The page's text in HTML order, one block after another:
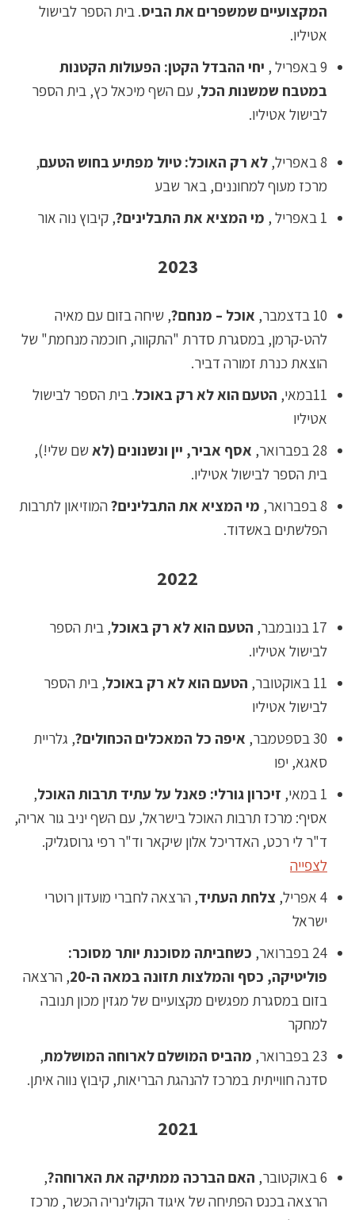
המקצועיים שמשפרים את הביס. בית הספר לבישול
אטיליו.
9 באפריל ,
יחי ההבדל הקטן: הפעולות הקטנות
במטבח שמשנות הכל, עם השף מיכאל כץ, בית הספר
לבישול אטיליו.
8 באפריל, לא רק האוכל: טיול מפתיע בחוש הטעם,
מרכז מעוף למחוננים, באר שבע
1 באפריל ,
מי המציא את התבלינים?, קיבוץ נוה אור
2023
10 בדצמבר, אוכל – מנחם?, שיחה בזום עם מאיה
להט-קרמן, במסגרת סדרת "התקווה, חוכמה מנחמת" של
הוצאת כנרת זמורה דביר.
11במאי,
הטעם הוא לא רק באוכל. בית הספר לבישול
אטיליו
28 בפברואר,
אסף אביר, יין ונשנונים (לאשם שלי!),
בית הספר לבישול אטיליו.
8 בפברואר,
מי המציא את התבלינים?המוזיאון לתרבות
הפלשתים באשדוד.
2022
17 בנובמבר, הטעם הוא לא רק באוכל, בית הספר
לבישול אטיליו.
11 באוקטובר,
הטעם הוא לא רק באוכל, בית הספר
לבישול אטיליו
30 בספטמבר,
איפה כל המאכלים הכחולים?, גלריית
סאגא, יפו
1 במאי,
זיכרון גורלי: פאנל על עתיד תרבות האוכל,
אסיף: מרכז תרבות האוכל בישראל, עם השף יניב גור אריה,
ד"ר לי רכט, האדריכל אלון שיקאר וד"ר רפי גרוסגליק.
לצפייה
4 אפריל,
צלחת העתיד, הרצאה לחברי מועדון רוטרי
ישראל
24 בפברואר,
כשחביתה מסוכנת יותר מסוכר:
פוליטיקה, כסף והמלצות תזונה במאה ה-20
, הרצאה
בזום במסגרת מפגשים מקצועיים של מגזין מכון תנובה
למחקר
23 בפברואר,
מהביס המושלם לארוחה המושלמת,
סדנה חווייתית במרכז להנהגת הבריאות, קיבוץ נווה איתן.
2021
6 באוקטובר, האם הברכה ממתיקה את הארוחה?,
הרצאה בכנס הפתיחה של איגוד הקולינריה הכשר, מרכז